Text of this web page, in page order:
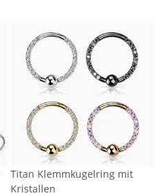
Titan Klemmkugelring mit
Kristallen